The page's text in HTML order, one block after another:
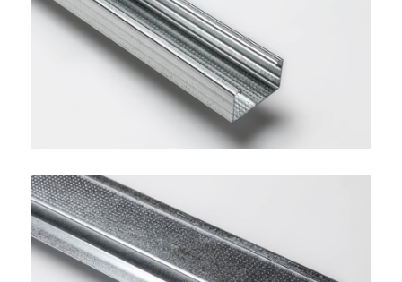
Montante per Controsoffitti
SINIAT
Profilo Omega 15
SINIAT